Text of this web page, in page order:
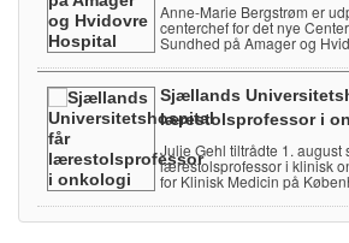
Anne-Marie Bergstrøm er
centerchef for det nye
Sundhed på Amager og
Sjællands
lærestolsprofessor i
Julie Gehl tiltrådte 1. august
lærestolsprofessor i klinisk
for Klinisk Medicin på